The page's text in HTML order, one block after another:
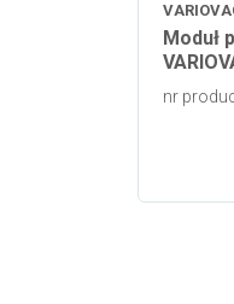
Moduł
nr